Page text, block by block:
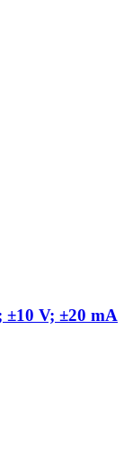
±10 V; ±20 mA